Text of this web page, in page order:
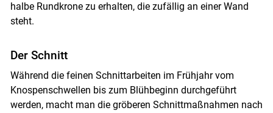
halbe Rundkrone zu erhalten, die zufällig an einer Wand
steht.
Der Schnitt
Während die feinen Schnittarbeiten im Frühjahr vom
Knospenschwellen bis zum Blühbeginn durchgeführt
werden, macht man die gröberen Schnittmaßnahmen nach